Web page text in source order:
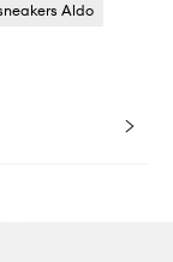
Aldo